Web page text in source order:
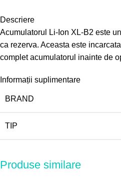
Descriere
Acumulatorul Li-Ion XL-B2 este
ca rezerva. Aceasta este
complet acumulatorul inainte de
Informații suplimentare
BRAND
TIP
Produse similare